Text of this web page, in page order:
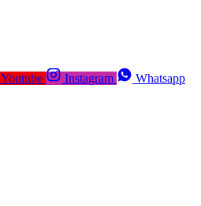
Youtube Instagram Whatsapp